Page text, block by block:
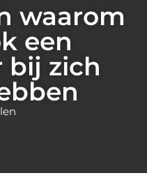
waarom
een
bij zich